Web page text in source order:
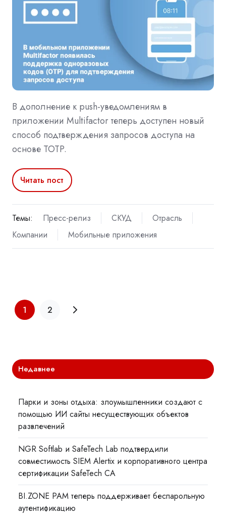
В дополнение к push-уведомлениям в
приложении Multifactor теперь доступен новый
способ подтверждения запросов доступа на
основе TOTP.
Читать пост
Темы: Пресс-релиз СКУД
Отрасль
Компании
Мобильные приложения
1 2
Недавнее
Парки и зоны отдыха: злоумышленники создают с
помощью ИИ сайты несуществующих объектов
развлечений
NGR Softlab и SafeTech Lab подтвердили
совместимость SIEM Alertix и корпоративного центра
сертификации SafeTech CA
BI.ZONE PAM теперь поддерживает беспарольную
аутентификацию